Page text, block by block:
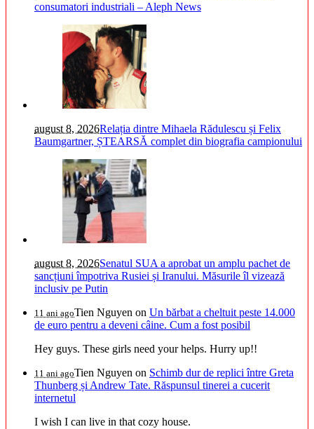
consumatori industriali – Aleph News
august 8, 2026Relația dintre Mihaela Rădulescu și Felix
Baumgartner, ȘTEARSĂ complet din biografia campionului
august 8, 2026Senatul SUA a aprobat un amplu pachet de
sancțiuni împotriva Rusiei și Iranului. Măsurile îl vizează
inclusiv pe Putin
11 ani agoTien Nguyen on Un bărbat a cheltuit peste 14.000
de euro pentru a deveni câine. Cum a fost posibil
Hey guys. These girls need your helps. Hurry up!!
11 ani agoTien Nguyen on Schimb dur de replici între Greta
Thunberg și Andrew Tate. Răspunsul tinerei a cucerit
internetul
I wish I can live in that cozy house.